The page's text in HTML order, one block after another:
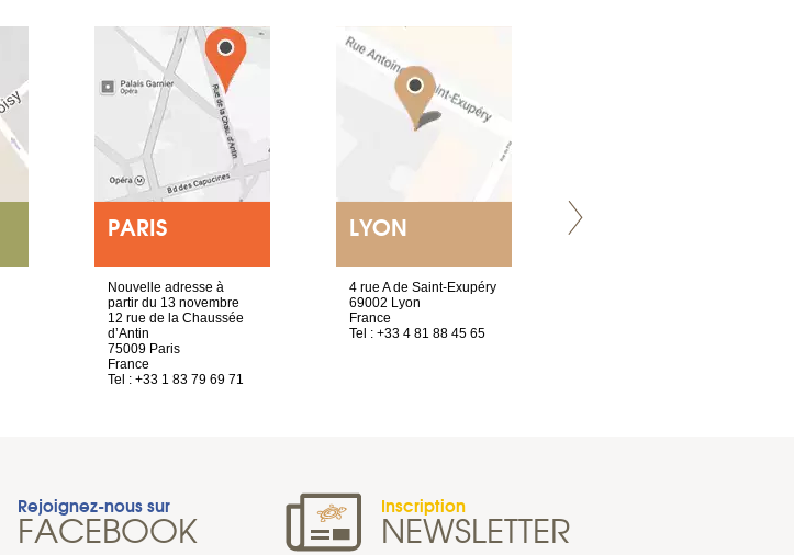
PARIS
Nouvelle adresse à
partir du 13 novembre
12 rue de la Chaussée
d’Antin
75009 Paris
France
Tel : +33 1 83 79 69 71
LYON
4 rue A de Saint-Exupéry
69002 Lyon
France
Tel : +33 4 81 88 45 65
Rejoignez-nous sur
FACEBOOK Inscription
NEWSLETTER